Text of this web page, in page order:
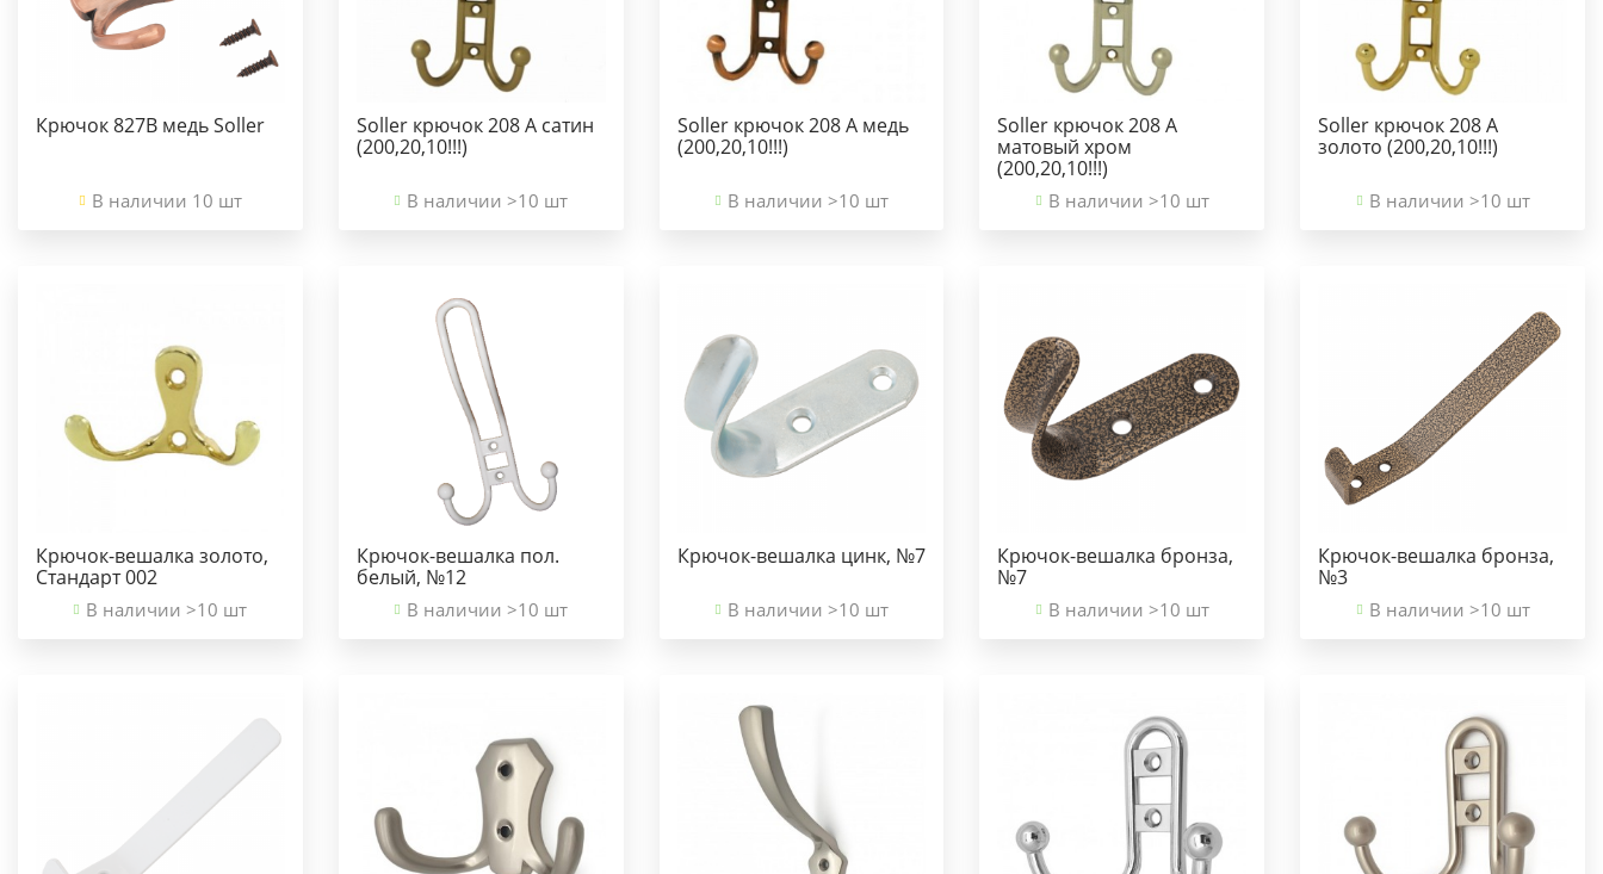
Крючок 827В медь Soller
В наличии 10 шт
Soller крючок 208 А сатин
(200,20,10!!!)
В наличии >10 шт
Soller крючок 208 А медь
(200,20,10!!!)
В наличии >10 шт
Soller крючок 208 А
матовый хром
(200,20,10!!!)
В наличии >10 шт
Soller крючок 208 А
золото (200,20,10!!!)
В наличии >10 шт
Крючок-вешалка золото,
Стандарт 002
В наличии >10 шт
Крючок-вешалка пол.
белый, №12
В наличии >10 шт
Крючок-вешалка цинк, №7
В наличии >10 шт
Крючок-вешалка бронза,
№7
В наличии >10 шт
Крючок-вешалка бронза,
№3
В наличии >10 шт